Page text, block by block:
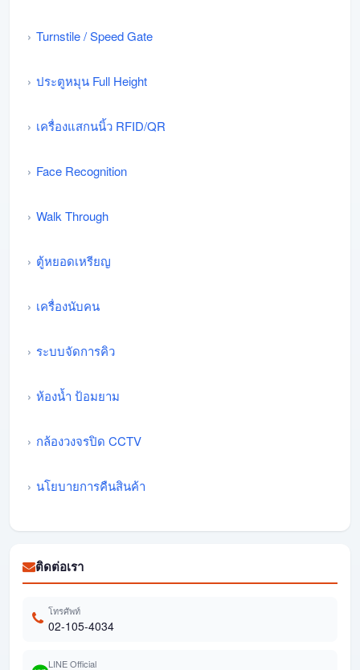
Turnstile / Speed Gate
ประตูหมุน Full Height
เครื่องแสกนนิ้ว RFID/QR
Face Recognition
Walk Through
ตู้หยอดเหรียญ
เครื่องนับคน
ระบบจัดการคิว
ห้องน้ำ ป้อมยาม
กล้องวงจรปิด CCTV
นโยบายการคืนสินค้า
ติดต่อเรา
โทรศัพท์
02-105-4034
LINE Official